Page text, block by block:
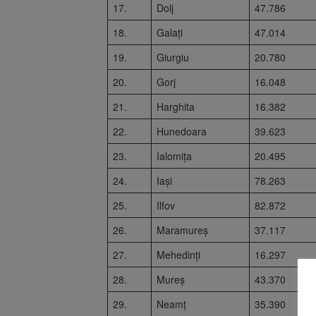
17.
Dolj 47.786
18.
Galați 47.014
19.
Giurgiu 20.780
20.
Gorj 16.048
21.
Harghita 16.382
22.
Hunedoara 39.623
23.
Ialomița 20.495
24.
Iași 78.263
25.
Ilfov 82.872
26.
Maramureș 37.117
27.
Mehedinți 16.297
28.
Mureș 43.370
29.
Neamț 35.390